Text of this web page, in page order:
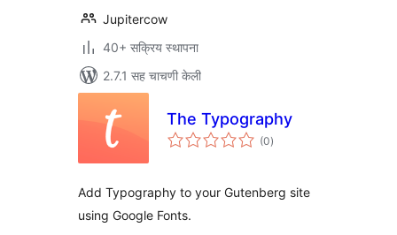
Jupitercow
40+ सक्रिय स्थापना
2.7.1 सह चाचणी केली
The Typography
(0एकूण
मूल्यांकन
)
Add Typography to your Gutenberg site
using Google Fonts.